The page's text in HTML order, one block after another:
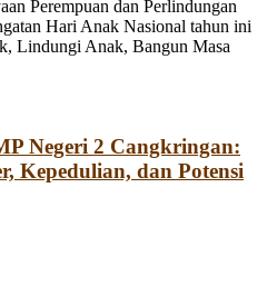
Perempuan dan Perlindungan
Hari Anak Nasional tahun ini
Lindungi Anak, Bangun Masa
Negeri 2 Cangkringan:
Kepedulian, dan Potensi